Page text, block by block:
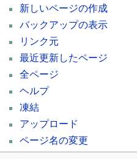
新しいページの作成
バックアップの表示
リンク元
最近更新したページ
全ページ
ヘルプ
凍結
アップロード
ページ名の変更